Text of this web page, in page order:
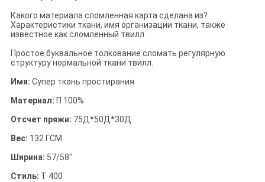
Какого материала сломленная карта сделана из?
Характеристики ткани, имя организации ткани, также
известное как сломленный твилл.
Простое буквальное толкование сломать регулярную
структуру нормальной ткани твилл.
Имя: Супер ткань простирания
Материал: П 100%
Отсчет пряжи: 75Д*50Д*30Д
Вес: 132 ГСМ
Ширина: 57/58"
Стиль: Т 400